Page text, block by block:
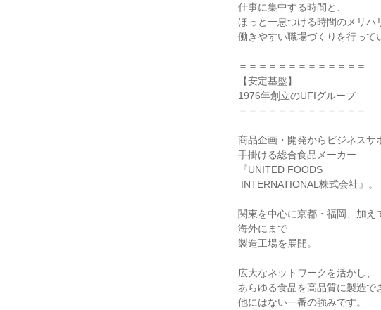
仕事に集中する時間と、
ほっと一息つける時間のメリハ
働きやすい職場づくりを行って
＝＝＝＝＝＝＝＝＝＝＝＝＝
【安定基盤】
1976年創立のUFIグループ
＝＝＝＝＝＝＝＝＝＝＝＝＝
商品企画・開発からビジネスサ
手掛ける総合食品メーカー
『UNITED FOODS
関東を中心に京都・福岡、加え
海外にまで
製造工場を展開。
広大なネットワークを活かし、
あらゆる食品を高品質に製造で
他にはない一番の強みです。